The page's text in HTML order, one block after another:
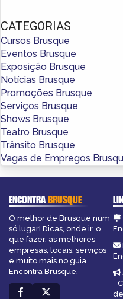
CATEGORIAS
Cursos Brusque
Eventos Brusque
Exposição Brusque
Notícias Brusque
Promoções Brusque
Serviços Brusque
Shows Brusque
Teatro Brusque
Trânsito Brusque
Vagas de Empregos
ENCONTRABRUSQUE
O melhor de Brusque num
só lugar! Dicas, onde ir, o
que fazer, as melhores
empresas, locais, serviços
e muito mais no guia
Encontra Brusque.